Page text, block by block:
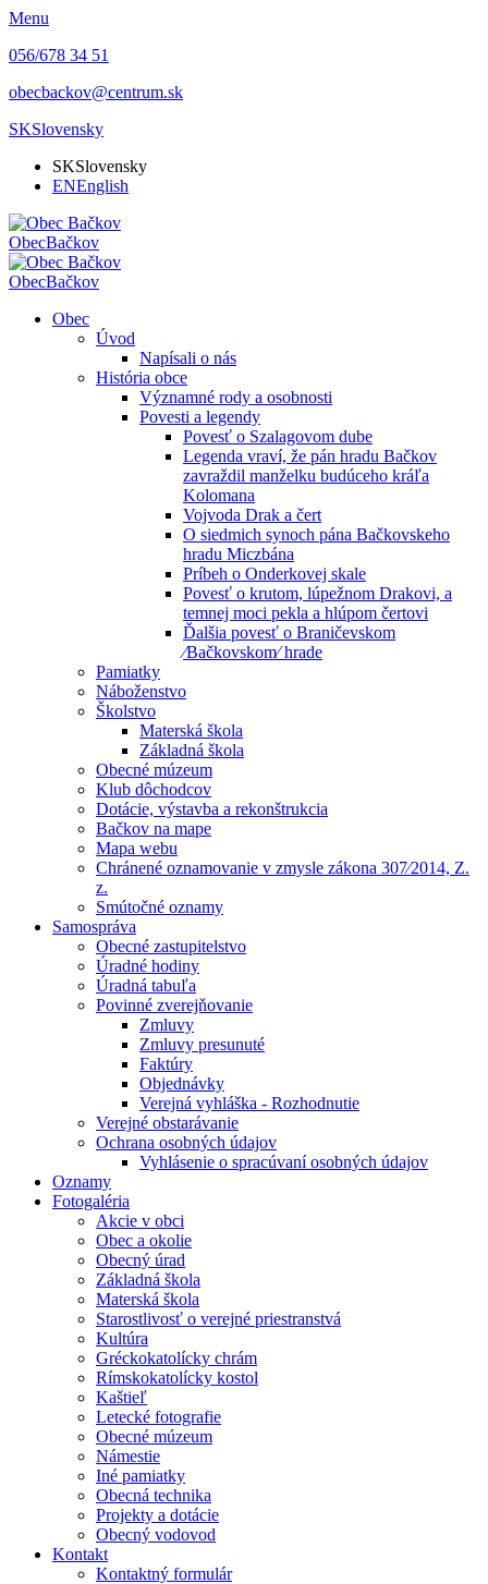
Menu
056/678 34 51
obecbackov@centrum.sk
SKSlovensky
SKSlovensky
ENEnglish
ObecBačkov
ObecBačkov
Obec
Úvod
Napísali o nás
História obce
Významné rody a osobnosti
Povesti a legendy
Povesť o Szalagovom dube
Legenda vraví, že pán hradu Bačkov
zavraždil manželku budúceho kráľa
Kolomana
Vojvoda Drak a čert
O siedmich synoch pána Bačkovskeho
hradu Miczbána
Príbeh o Onderkovej skale
Povesť o krutom, lúpežnom Drakovi, a
temnej moci pekla a hlúpom čertovi
Ďalšia povesť o Braničevskom
⁄Bačkovskom⁄ hrade
Pamiatky
Náboženstvo
Školstvo
Materská škola
Základná škola
Obecné múzeum
Klub dôchodcov
Dotácie, výstavba a rekonštrukcia
Bačkov na mape
Mapa webu
Chránené oznamovanie v zmysle zákona 307⁄2014, Z.
z.
Smútočné oznamy
Samospráva
Obecné zastupitelstvo
Úradné hodiny
Úradná tabuľa
Povinné zverejňovanie
Zmluvy
Zmluvy presunuté
Faktúry
Objednávky
Verejná vyhláška - Rozhodnutie
Verejné obstarávanie
Ochrana osobných údajov
Vyhlásenie o spracúvaní osobných údajov
Oznamy
Fotogaléria
Akcie v obci
Obec a okolie
Obecný úrad
Základná škola
Materská škola
Starostlivosť o verejné priestranstvá
Kultúra
Gréckokatolícky chrám
Rímskokatolícky kostol
Kaštieľ
Letecké fotografie
Obecné múzeum
Námestie
Iné pamiatky
Obecná technika
Projekty a dotácie
Obecný vodovod
Kontakt
Kontaktný formulár